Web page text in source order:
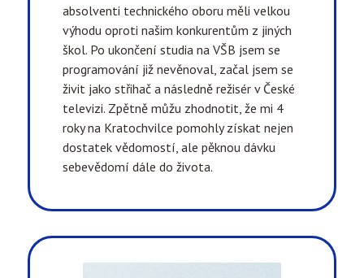
absolventi technického oboru měli velkou
výhodu oproti našim konkurentům z jiných
škol. Po ukončení studia na VŠB jsem se
programování již nevěnoval, začal jsem se
živit jako střihač a následně režisér v České
televizi. Zpětně můžu zhodnotit, že mi 4
roky na Kratochvilce pomohly získat nejen
dostatek vědomostí, ale pěknou dávku
sebevědomí dále do života.